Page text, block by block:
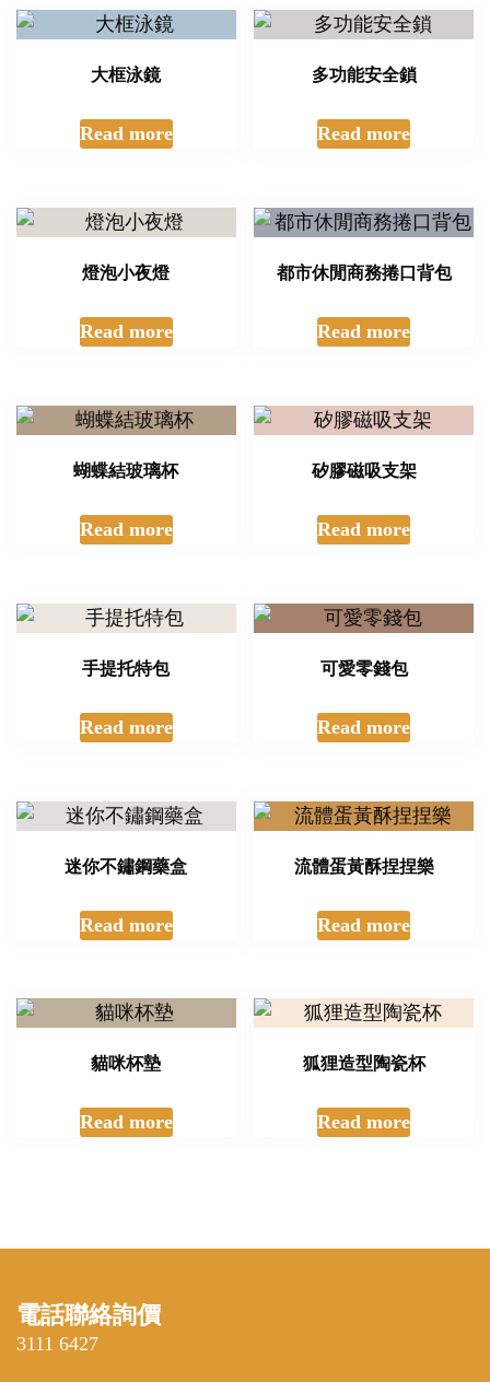
大框泳鏡
Read more
多功能安全鎖
Read more
燈泡小夜燈
Read more
都市休閒商務捲口背包
Read more
蝴蝶結玻璃杯
Read more
矽膠磁吸支架
Read more
手提托特包
Read more
可愛零錢包
Read more
迷你不鏽鋼藥盒
Read more
流體蛋黃酥捏捏樂
Read more
貓咪杯墊
Read more
狐狸造型陶瓷杯
Read more
電話聯絡詢價
3111 6427